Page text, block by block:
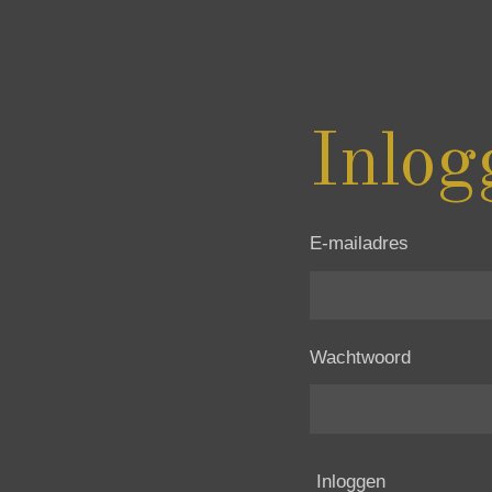
E-mailadres
Wachtwoord
Inloggen